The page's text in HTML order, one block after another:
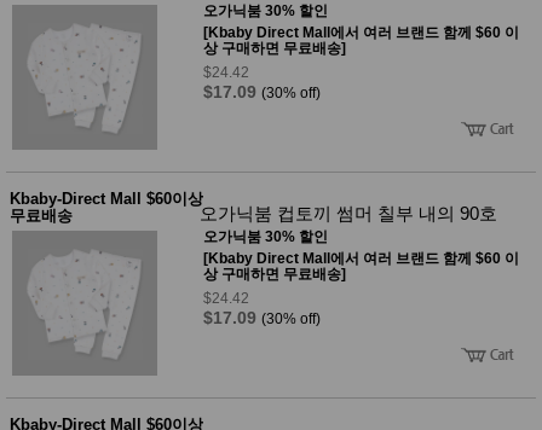
오가닉붐 30% 할인
[Kbaby Direct Mall에서 여러 브랜드 함께 $60 이
상 구매하면 무료배송]
$24.42
$17.09 (30% off)
Kbaby-Direct Mall $60이상
무료배송
오가닉붐 컵토끼 썸머 칠부 내의 90호
오가닉붐 30% 할인
[Kbaby Direct Mall에서 여러 브랜드 함께 $60 이
상 구매하면 무료배송]
$24.42
$17.09 (30% off)
Kbaby-Direct Mall $60이상